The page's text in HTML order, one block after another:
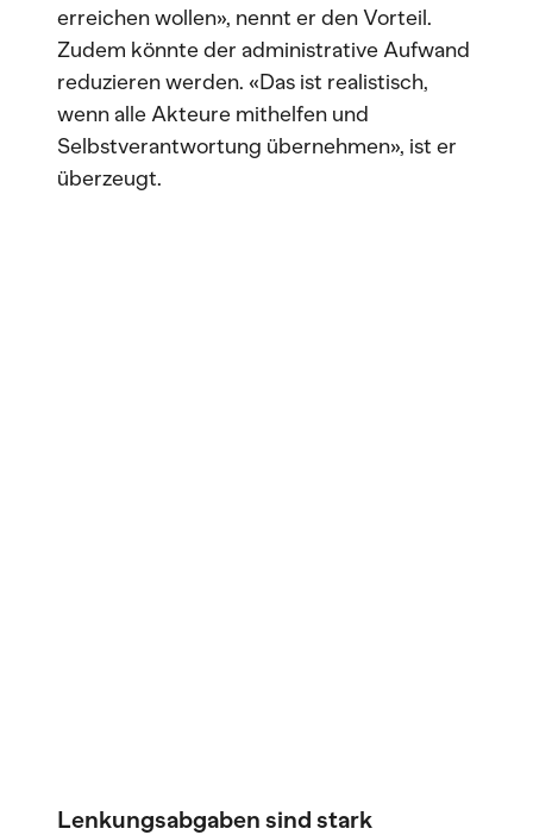
erreichen wollen», nennt er den Vorteil.
Zudem könnte der administrative Aufwand
reduzieren werden. «Das ist realistisch,
wenn alle Akteure mithelfen und
Selbstverantwortung übernehmen», ist er
überzeugt.
Lenkungsabgaben sind stark